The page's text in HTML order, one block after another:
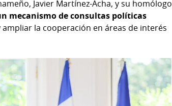
Javier Martínez-Acha, y su homólogo
mecanismo de consultas políticas
ampliar la cooperación en áreas de interés